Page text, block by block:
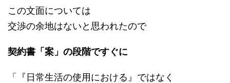
この文面については
交渉の余地はないと思われたので
契約書「案」の段階ですぐに
「『日常生活の使用における』ではなく